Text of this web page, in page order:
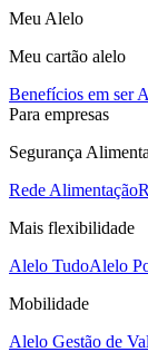
Meu Alelo
Meu cartão alelo
Benefícios em ser
Para empresas
Segurança
Rede Alimentação
Mais flexibilidade
Alelo TudoAlelo
Mobilidade
Alelo Gestão de